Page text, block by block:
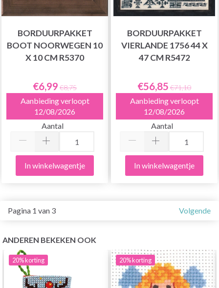
BORDUURPAKKET
BOOT NOORWEGEN 10
X 10 CM R5370
€6,99 €8,75
Aanbieding verloopt
12/08/2026
Aantal
In winkelwagentje
BORDUURPAKKET
VIERLANDE 1756 44 X
47 CM R5472
€56,85 €71,10
Aanbieding verloopt
12/08/2026
Aantal
In winkelwagentje
Pagina 1 van 3 Volgende
ANDEREN BEKEKEN OOK
20%korting 20%korting